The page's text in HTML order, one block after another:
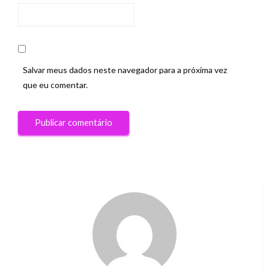
Salvar meus dados neste navegador para a próxima vez
que eu comentar.